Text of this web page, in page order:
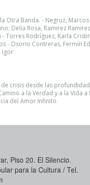
Otra Banda. - Negruz,
Delia Rosa, Ramirez Ramirez
Torres Rodríguez, Karla
- Osorio Contreras, Fermín
Igor
crisis desde las
a la Verdad y a la Vida a
del Amor Infinito.
Piso 20. El Silencio.
para la Cultura / Tel.